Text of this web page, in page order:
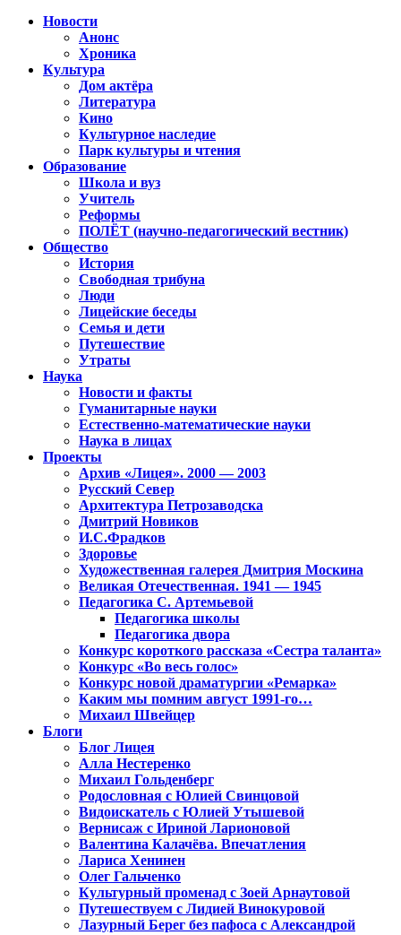
Новости
Анонс
Хроника
Культура
Дом актёра
Литература
Кино
Культурное наследие
Парк культуры и чтения
Образование
Школа и вуз
Учитель
Реформы
ПОЛЁТ (научно-педагогический вестник)
Общество
История
Свободная трибуна
Люди
Лицейские беседы
Семья и дети
Путешествие
Утраты
Наука
Новости и факты
Гуманитарные науки
Естественно-математические науки
Наука в лицах
Проекты
Архив «Лицея». 2000 — 2003
Русский Север
Архитектура Петрозаводска
Дмитрий Новиков
И.С.Фрадков
Здоровье
Художественная галерея Дмитрия Москина
Великая Отечественная. 1941 — 1945
Педагогика С. Артемьевой
Педагогика школы
Педагогика двора
Конкурс короткого рассказа «Сестра таланта»
Конкурс «Во весь голос»
Конкурс новой драматургии «Ремарка»
Каким мы помним август 1991-го…
Михаил Швейцер
Блоги
Блог Лицея
Алла Нестеренко
Михаил Гольденберг
Родословная с Юлией Свинцовой
Видоискатель с Юлией Утышевой
Вернисаж с Ириной Ларионовой
Валентина Калачёва. Впечатления
Лариса Хенинен
Олег Гальченко
Культурный променад с Зоей Арнаутовой
Путешествуем с Лидией Винокуровой
Лазурный Берег без пафоса с Александрой